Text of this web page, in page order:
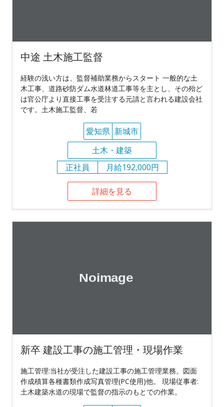
中途 土木施工監督
経験の浅い方は、監督補助業務からスタート 一般的な土
木工事、道路砂防ダム水道林道工事等を主とし、その殆ど
は官公庁より直接工事を受注する元請と言われる建設会社
です。土木施工監督、若
愛知県 新城市
土木・建築
正社員
月給192,000円
詳細を見る
新卒 建設工事の施工管理・現場作業
施工管理:当社が受注した建設工事の施工管理業務。図面
作成積算各種書類作成写真管理(PC使用)他。 現場従事者:
土木建築水道の現場で監督の指示のもとでの作業。